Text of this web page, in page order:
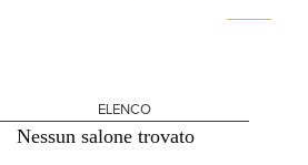
ELENCO
Nessun salone trovato